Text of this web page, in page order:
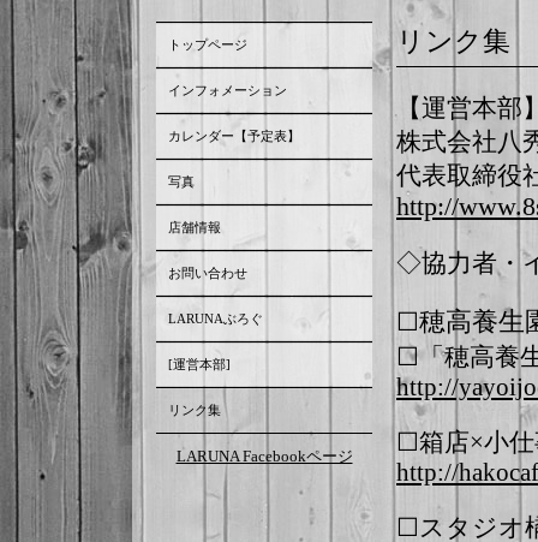
リンク集
【運営本部
株式会社八
代表取締役
http://
◇協力者・
☐穂高養
☐「穂高養
http://
☐箱店×小
http://
☐スタジオ
トップページ
インフォメーション
カレンダー【予定表】
写真
店舗情報
お問い合わせ
LARUNAぶろぐ
[運営本部]
リンク集
LARUNA Facebookページ